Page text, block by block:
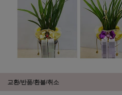
교환/반품/환불/취소